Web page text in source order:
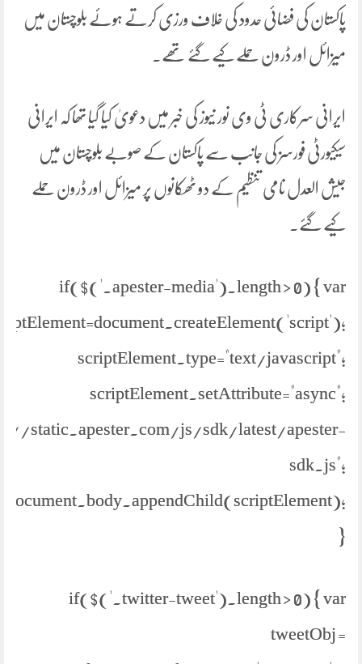
پاکستان کی فضائی حدود کی خلاف ورزی کرتے ہوئے بلوچستان میں
میزائل اور ڈرون حملے کیے گئے تھے۔
ایرانی سرکاری ٹی وی نور نیوز کی خبر میں دعویٰ کیا گیا تھا کہ ایرانی
سیکیورٹی فورسز کی جانب سے پاکستان کے صوبے بلوچستان میں
جیش العدل نامی تنظیم کے دو ٹھکانوں پر میزائل اور ڈرون حملے
کیے گئے۔
if($('.apester-media').length > 0) { var
scriptElement.type="text/javascript";
scriptElement.setAttribute="async";
static.apester.com/js/sdk/latest/apester-
sdk.js";
document.body.appendChild(scriptElement);
}
if($('.twitter-tweet').length > 0) { var
tweetObj =